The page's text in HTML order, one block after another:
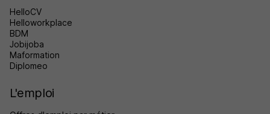
HelloCV
Helloworkplace
BDM
Jobijoba
Maformation
Diplomeo
L'emploi